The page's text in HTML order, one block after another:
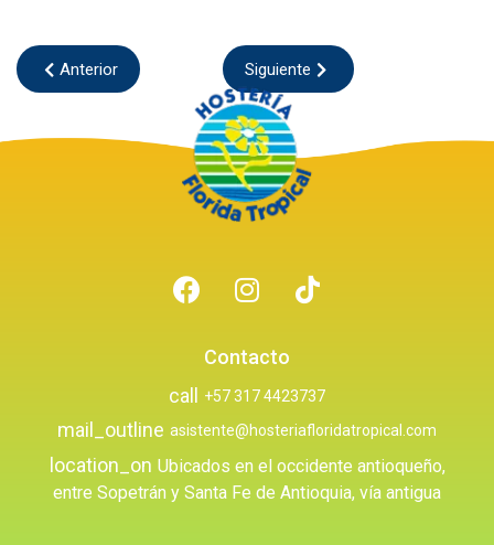
Anterior Siguiente
Contacto
call
+57 317 4423737
mail_outline asistente@hosteriafloridatropical.com
location_on Ubicados en el occidente antioqueño,
entre Sopetrán y Santa Fe de Antioquia, vía antigua